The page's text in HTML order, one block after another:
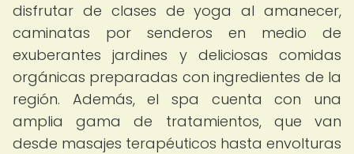
disfrutar de clases de yoga al amanecer,
caminatas por senderos en medio de
exuberantes jardines y deliciosas comidas
orgánicas preparadas con ingredientes de la
región. Además, el spa cuenta con una
amplia gama de tratamientos, que van
desde masajes terapéuticos hasta envolturas